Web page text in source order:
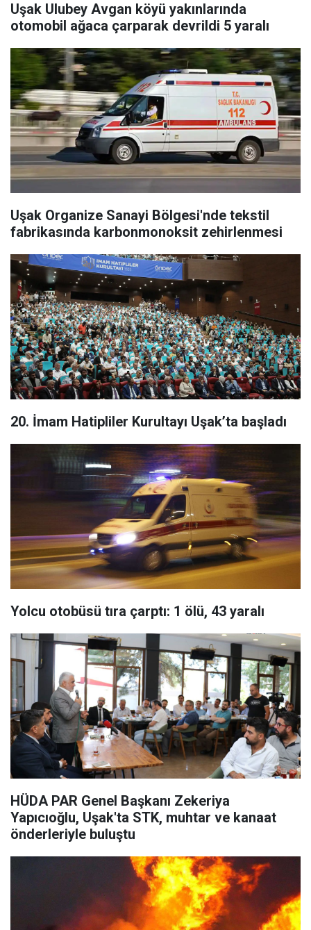
Uşak Ulubey Avgan köyü yakınlarında
otomobil ağaca çarparak devrildi 5 yaralı
Uşak Organize Sanayi Bölgesi'nde tekstil
fabrikasında karbonmonoksit zehirlenmesi
20. İmam Hatipliler Kurultayı Uşak’ta başladı
Yolcu otobüsü tıra çarptı: 1 ölü, 43 yaralı
HÜDA PAR Genel Başkanı Zekeriya
Yapıcıoğlu, Uşak'ta STK, muhtar ve kanaat
önderleriyle buluştu